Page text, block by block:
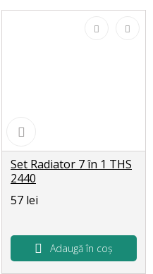
Set Radiator 7 în 1 THS
2440
57 lei
Adaugă în coș